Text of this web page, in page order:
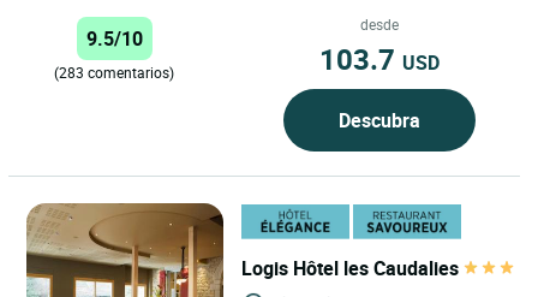
habitaciones confortables y
9.5/10
(283 comentarios)
desde
103.7 USD
Descubra
Logis Hôtel les Caudalies